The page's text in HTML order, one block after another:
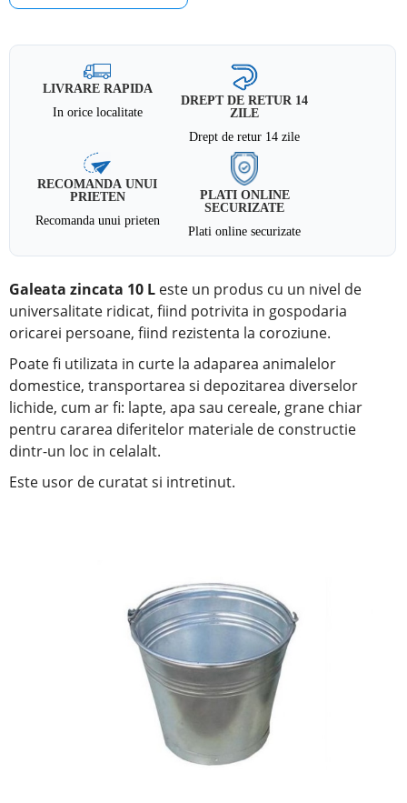
LIVRARE RAPIDA
In orice localitate
DREPT DE RETUR 14
ZILE
Drept de retur 14 zile
RECOMANDA UNUI
PRIETEN
Recomanda unui prieten
PLATI ONLINE
SECURIZATE
Plati online securizate
Galeata zincata 10 L este un produs cu un nivel de
universalitate ridicat, fiind potrivita in gospodaria
oricarei persoane, fiind rezistenta la coroziune.
Poate fi utilizata in curte la adaparea animalelor
domestice, transportarea si depozitarea diverselor
lichide, cum ar fi: lapte, apa sau cereale, grane chiar
pentru cararea diferitelor materiale de constructie
dintr-un loc in celalalt.
Este usor de curatat si intretinut.